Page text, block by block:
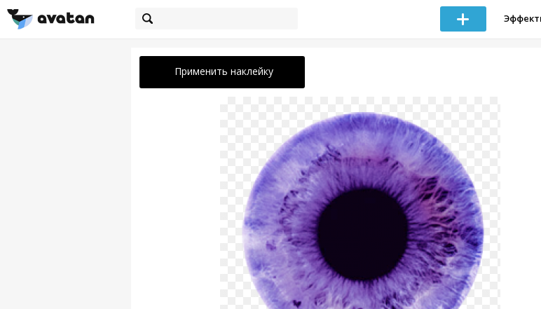
Применить наклейку